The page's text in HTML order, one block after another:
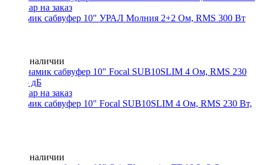
Динамик сабвуфер 10" УРАЛ Молния 2+2 Ом, RMS 300 Вт
Нет в наличии
Динамик сабвуфер 10" Focal SUB10SLIM 4 Ом, RMS 230 Вт,
Нет в наличии